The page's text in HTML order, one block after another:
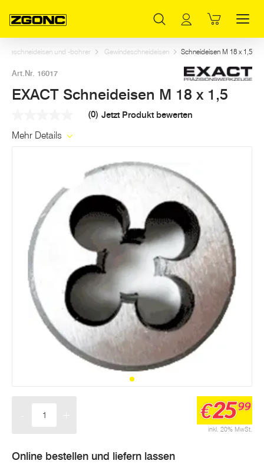
und -bohrer Gewindeschneideisen Schneideisen M 18 x 1,5
Art.Nr. 16017
EXACT Schneideisen M 18 x 1,5
Link
(0) Jetzt Produkt bewerten
Mehr Details
inkl. 20% MwSt.
€2599
Online bestellen und liefern lassen